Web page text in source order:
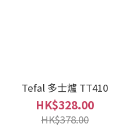
Tefal 多士爐 TT410
HK$328.00
HK$378.00